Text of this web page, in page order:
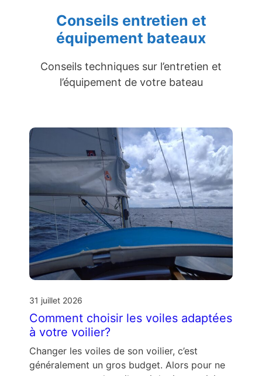
Conseils entretien et
équipement bateaux
Conseils techniques sur l’entretien et
l’équipement de votre bateau
31 juillet 2026
Comment choisir les voiles adaptées
à votre voilier?
Changer les voiles de son voilier, c’est
généralement un gros budget. Alors pour ne